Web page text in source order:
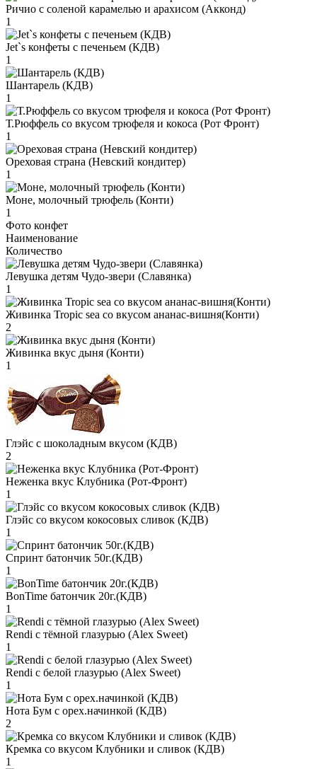
Ричио с соленой карамелью и арахисом (Акконд)
1
Jet`s конфеты с печеньем (КДВ)
1
Шантарель (КДВ)
1
Т.Рюффель со вкусом трюфеля и кокоса (Рот Фронт)
1
Ореховая страна (Невский кондитер)
1
Моне, молочный трюфель (Конти)
1
Фото конфет
Наименование
Количество
Левушка детям Чудо-звери (Славянка)
1
Живинка Tropic sea со вкусом ананас-вишня(Конти)
2
Живинка вкус дыня (Конти)
1
Глэйс с шоколадным вкусом (КДВ)
2
Неженка вкус Клубника (Рот-Фронт)
1
Глэйс со вкусом кокосовых сливок (КДВ)
1
Спринт батончик 50г.(КДВ)
1
BonTime батончик 20г.(КДВ)
1
Rendi с тёмной глазурью (Alex Sweet)
1
Rendi с белой глазурью (Alex Sweet)
1
Нота Бум с орех.начинкой (КДВ)
2
Кремка со вкусом Клубники и сливок (КДВ)
1